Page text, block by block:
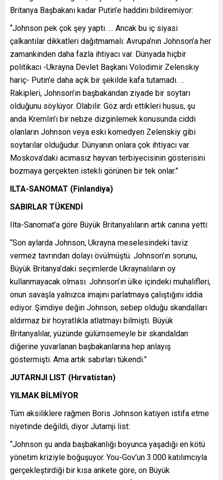
Britanya Başbakanı kadar Putin’e haddini bildiremiyor:
“Johnson pek çok şey yaptı. … Ancak bu iç siyasi
çalkantılar dikkatleri dağıtmamalı: Avrupa’nın Johnson’a her
zamankinden daha fazla ihtiyacı var. Dünyada hiçbir
politikacı -Ukrayna Devlet Başkanı Volodimir Zelenskiy
hariç- Putin’e daha açık bir şekilde kafa tutamadı. …
Rakipleri, Johnson’ın başbakandan ziyade bir soytarı
olduğunu söylüyor. Olabilir. Göz ardı ettikleri husus, şu
anda Kremlin’i bir nebze dizginlemek konusunda ciddi
olanların Johnson veya eski komedyen Zelenskiy gibi
soytarılar olduğudur. Dünyanın onlara çok ihtiyacı var.
Moskova’daki acımasız hayvan terbiyecisinin gösterisini
bozmaya gerçekten istekli görünen bir tek onlar.”
ILTA-SANOMAT (Finlandiya)
SABIRLAR TÜKENDİ
Ilta-Sanomat’a göre Büyük Britanyalıların artık canına yetti:
“Son aylarda Johnson, Ukrayna meselesindeki taviz
vermez tavrından dolayı övülmüştü. Johnson’ın sorunu,
Büyük Britanya’daki seçimlerde Ukraynalıların oy
kullanmayacak olması. Johnson’ın ülke içindeki muhalifleri,
onun savaşla yalnızca imajını parlatmaya çalıştığını iddia
ediyor. Şimdiye değin Johnson, sebep olduğu skandalları
aldırmaz bir hoyratlıkla atlatmayı bilmişti. Büyük
Britanyalılar, yüzünde gülümsemeyle bir skandaldan
diğerine yuvarlanan başbakanlarına hep anlayış
göstermişti. Ama artık sabırları tükendi.”
JUTARNJI LIST (Hırvatistan)
YILMAK BİLMİYOR
Tüm aksiliklere rağmen Boris Johnson katiyen istifa etme
niyetinde değildi, diyor Jutarnji list:
“Johnson şu anda başbakanlığı boyunca yaşadığı en kötü
yönetim kriziyle boğuşuyor. You-Gov’un 3.000 katılımcıyla
gerçekleştirdiği bir kısa ankete göre, on Büyük